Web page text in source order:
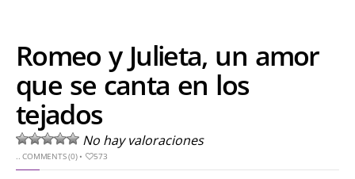
Romeo y Julieta, un amor
que se canta en los
tejados
No hay valoraciones
..COMMENTS (0)• 573